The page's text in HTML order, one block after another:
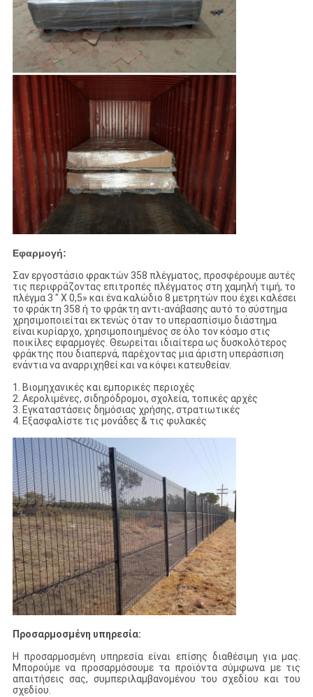
Εφαρμογή:
Σαν εργοστάσιο φρακτών 358 πλέγματος, προσφέρουμε αυτές
τις περιφράζοντας επιτροπές πλέγματος στη χαμηλή τιμή, το
πλέγμα 3 " Χ 0,5» και ένα καλώδιο 8 μετρητών που έχει καλέσει
το φράκτη 358 ή το φράκτη αντι-ανάβασης αυτό το σύστημα
χρησιμοποιείται εκτενώς όταν το υπερασπίσιμο διάστημα
είναι κυρίαρχο, χρησιμοποιημένος σε όλο τον κόσμο στις
ποικίλες εφαρμογές. Θεωρείται ιδιαίτερα ως δυσκολότερος
φράκτης που διαπερνά, παρέχοντας μια άριστη υπεράσπιση
ενάντια να αναρριχηθεί και να κόψει κατευθείαν.
1. Βιομηχανικές και εμπορικές περιοχές
2. Αερολιμένες, σιδηρόδρομοι, σχολεία, τοπικές αρχές
3. Εγκαταστάσεις δημόσιας χρήσης, στρατιωτικές
4. Εξασφαλίστε τις μονάδες & τις φυλακές
Προσαρμοσμένη υπηρεσία:
Η προσαρμοσμένη υπηρεσία είναι επίσης διαθέσιμη για μας.
Μπορούμε να προσαρμόσουμε τα προϊόντα σύμφωνα με τις
απαιτήσεις σας, συμπεριλαμβανομένου του σχεδίου και του
σχεδίου.